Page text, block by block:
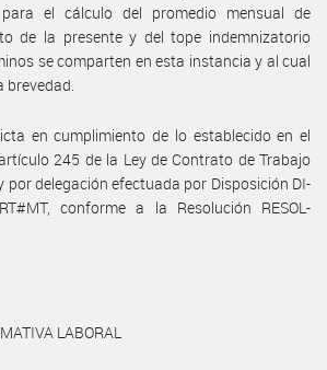
el cálculo del promedio mensual de
de la presente y del tope indemnizatorio
se comparten en esta instancia y al cual
brevedad.
en cumplimiento de lo establecido en el
245 de la Ley de Contrato de Trabajo
por delegación efectuada por Disposición DI-
conforme a la Resolución RESOL-
LABORAL